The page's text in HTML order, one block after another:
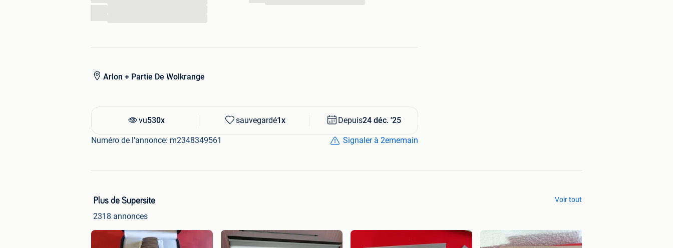
Arlon + Partie De Wolkrange
vu530x sauvegardé1x Depuis24 déc. '25
Numéro de l'annonce: m2348349561 Signaler à 2ememain
Plus de Supersite
2318 annonces
Voir tout